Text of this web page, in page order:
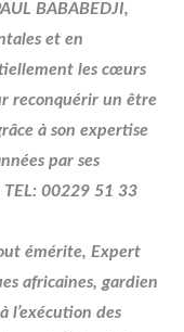
BABABEDJI,
et en
les cœurs
reconquérir un être
à son expertise
par ses
TEL: 00229 51 33
émérite, Expert
africaines, gardien
l’exécution des